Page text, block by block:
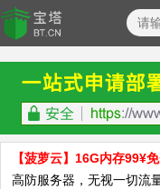
【菠萝云】16G内存99¥
高防服务器，无视一切流